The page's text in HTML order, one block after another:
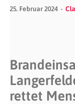
25. Februar 2024
rettet